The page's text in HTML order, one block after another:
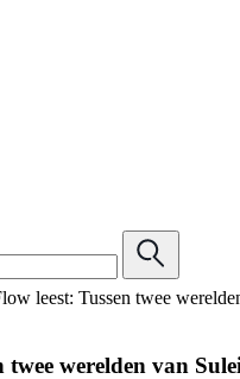
leest: Tussen twee
twee werelden van